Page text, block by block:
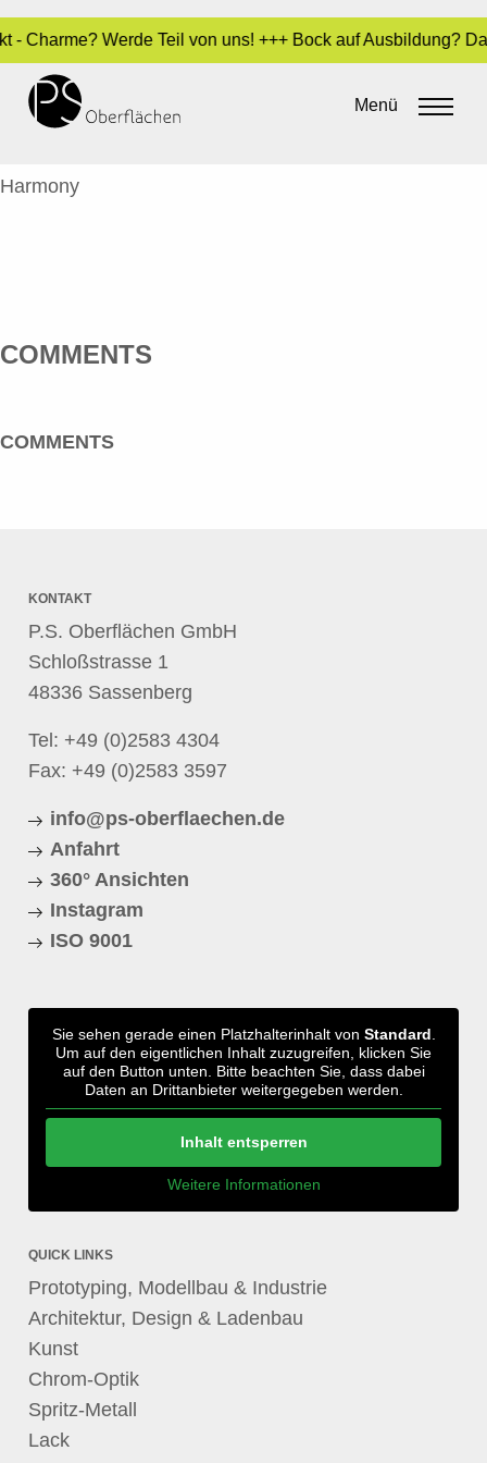
Werde Teil von uns! +++ Bock auf
Menü
REYLE, ANSELM – HARMONY – GRÜN
Sara Dari•6. Juli 2016
Harmony
COMMENTS
COMMENTS
KONTAKT
P.S. Oberflächen GmbH
Schloßstrasse 1
48336 Sassenberg
Tel: +49 (0)2583 4304
Fax: +49 (0)2583 3597
info@ps-oberflaechen.de
Anfahrt
360° Ansichten
Instagram
ISO 9001
Sie sehen gerade einen Platzhalterinhalt von Standard
Um auf den eigentlichen Inhalt zuzugreifen, klicken Sie
auf den Button unten. Bitte beachten Sie, dass dabei
Daten an Drittanbieter weitergegeben werden.
Inhalt entsperren
Weitere Informationen
QUICK LINKS
Prototyping, Modellbau & Industrie
Architektur, Design & Ladenbau
Kunst
Chrom-Optik
Spritz-Metall
Lack